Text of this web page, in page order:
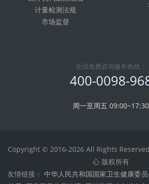
计量检测法规
市场监督
全国免费咨询服务热线：
400-0098-
周一至周五 09:00~17:30
Copyright © 2016-2026 All Rights
心 版权所有
友情链接： 中华人民共和国国家卫生健康委